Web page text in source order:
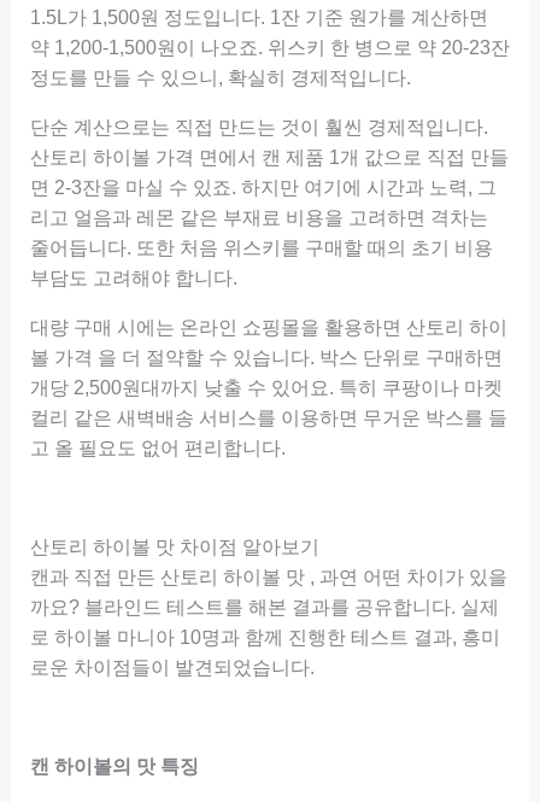
1.5L가 1,500원 정도입니다. 1잔 기준 원가를 계산하면
약 1,200-1,500원이 나오죠. 위스키 한 병으로 약 20-23잔
정도를 만들 수 있으니, 확실히 경제적입니다.
단순 계산으로는 직접 만드는 것이 훨씬 경제적입니다.
산토리 하이볼 가격 면에서 캔 제품 1개 값으로 직접 만들
면 2-3잔을 마실 수 있죠. 하지만 여기에 시간과 노력, 그
리고 얼음과 레몬 같은 부재료 비용을 고려하면 격차는
줄어듭니다. 또한 처음 위스키를 구매할 때의 초기 비용
부담도 고려해야 합니다.
대량 구매 시에는 온라인 쇼핑몰을 활용하면 산토리 하이
볼 가격 을 더 절약할 수 있습니다. 박스 단위로 구매하면
개당 2,500원대까지 낮출 수 있어요. 특히 쿠팡이나 마켓
컬리 같은 새벽배송 서비스를 이용하면 무거운 박스를 들
고 올 필요도 없어 편리합니다.
산토리 하이볼 맛 차이점 알아보기
캔과 직접 만든 산토리 하이볼 맛 , 과연 어떤 차이가 있을
까요? 블라인드 테스트를 해본 결과를 공유합니다. 실제
로 하이볼 마니아 10명과 함께 진행한 테스트 결과, 흥미
로운 차이점들이 발견되었습니다.
캔 하이볼의 맛 특징